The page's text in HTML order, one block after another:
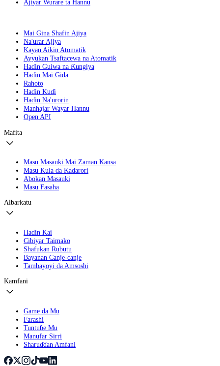
Ajiyar Wurare ta Hannu
Mai Gina Shafin Ajiya
Na'urar Ajiya
Kayan Aikin Atomatik
Ayyukan Tsaftacewa na Atomatik
Haɗin Guiwa na Ƙungiya
Haɗin Mai Gida
Rahoto
Haɗin Kuɗi
Haɗin Na'urorin
Manhajar Wayar Hannu
Open API
Mafita
Masu Masauki Mai Zaman Kansa
Masu Kula da Kadarori
Abokan Masauki
Masu Fasaha
Albarkatu
Haɗin Kai
Cibiyar Taimako
Shafukan Rubutu
Bayanan Canje-canje
Tambayoyi da Amsoshi
Kamfani
Game da Mu
Farashi
Tuntuɓe Mu
Manufar Sirri
Sharuɗɗan Amfani